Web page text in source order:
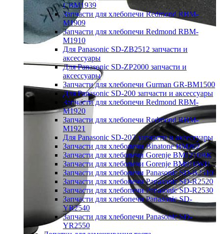
CBM1939
Запчасти для хлебопечи Redmond RBM-
M1909
Запчасти для хлебопечи Redmond RBM-
M1910
Для Panasonic SD-ZB2512 запчасти и
аксессуары
Для Panasonic SD-ZP2000 запчасти и
аксессуары
Запчасти для хлебопечи Gurman GR-BM1500
Для Panasonic SD-200 запчасти и аксессуары
Запчасти для хлебопечи Redmond RBM-
M1920
Запчасти для хлебопечи Redmond RBM-
M1921
Для Panasonic SD-207 запчасти и аксессуары
Запчасти для хлебопечи Binatone BM202
Запчасти для хлебопечи Gorenje BM1210BK
Запчасти для хлебопечи Gorenje BM910WII
Запчасти для хлебопечи Panasonic SD-B2510
Запчасти для хлебопечи Panasonic SD-R2520
Запчасти для хлебопечи Panasonic SD-R2530
Запчасти для хлебопечи Panasonic SD-
YR2540
Запчасти для хлебопечи Panasonic SD-
YR2550